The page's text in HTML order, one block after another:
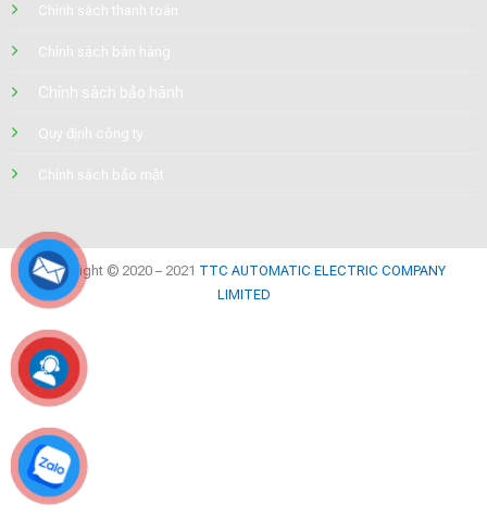
Chính sách thanh toán
Chính sách bán hàng
Chính sách bảo hành
Quy định công ty
Chính sách bảo mật
Copyright © 2020 – 2021 TTC AUTOMATIC ELECTRIC COMPANY
LIMITED